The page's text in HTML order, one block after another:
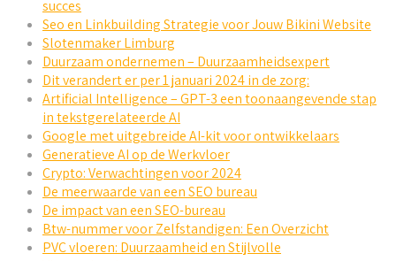
succes
Seo en Linkbuilding Strategie voor Jouw Bikini Website
Slotenmaker Limburg
Duurzaam ondernemen – Duurzaamheidsexpert
Dit verandert er per 1 januari 2024 in de zorg:
Artificial Intelligence – GPT-3 een toonaangevende stap
in tekstgerelateerde AI
Google met uitgebreide AI-kit voor ontwikkelaars
Generatieve AI op de Werkvloer
Crypto: Verwachtingen voor 2024
De meerwaarde van een SEO bureau
De impact van een SEO-bureau
Btw-nummer voor Zelfstandigen: Een Overzicht
PVC vloeren: Duurzaamheid en Stijlvolle